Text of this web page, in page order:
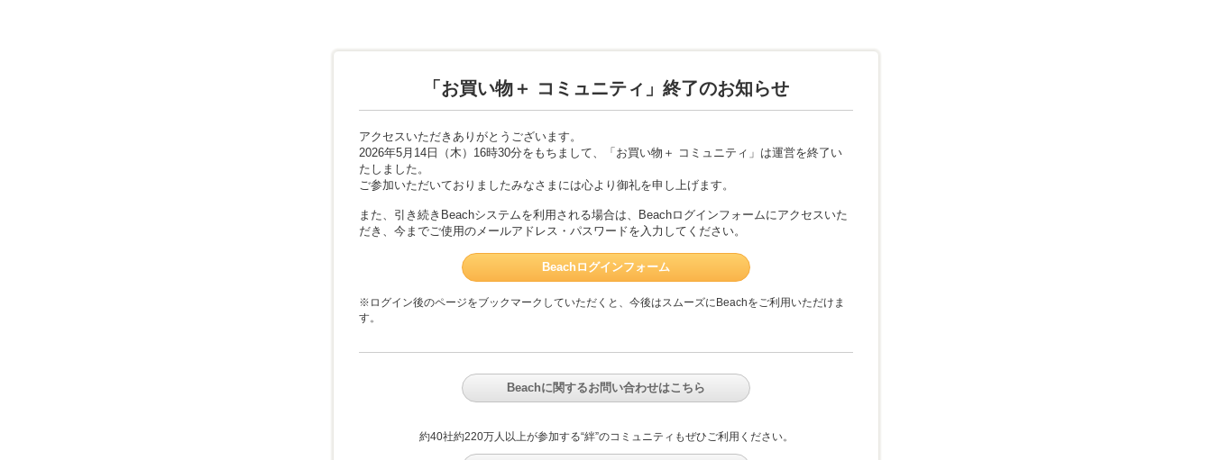
「お買い物＋ コミュニティ」終了のお知らせ
アクセスいただきありがとうございます。
2026年5月14日（木）16時30分をもちまして、「お買い物＋ コミュニティ」は運営を終了い
たしました。
ご参加いただいておりましたみなさまには心より御礼を申し上げます。
また、引き続きBeachシステムを利用される場合は、Beachログインフォームにアクセスいた
だき、今までご使用のメールアドレス・パスワードを入力してください。
Beachログインフォーム
※ログイン後のページをブックマークしていただくと、今後はスムーズにBeachをご利用いただけま
す。
Beachに関するお問い合わせはこちら
約40社約220万人以上が参加する“絆”のコミュニティもぜひご利用ください。